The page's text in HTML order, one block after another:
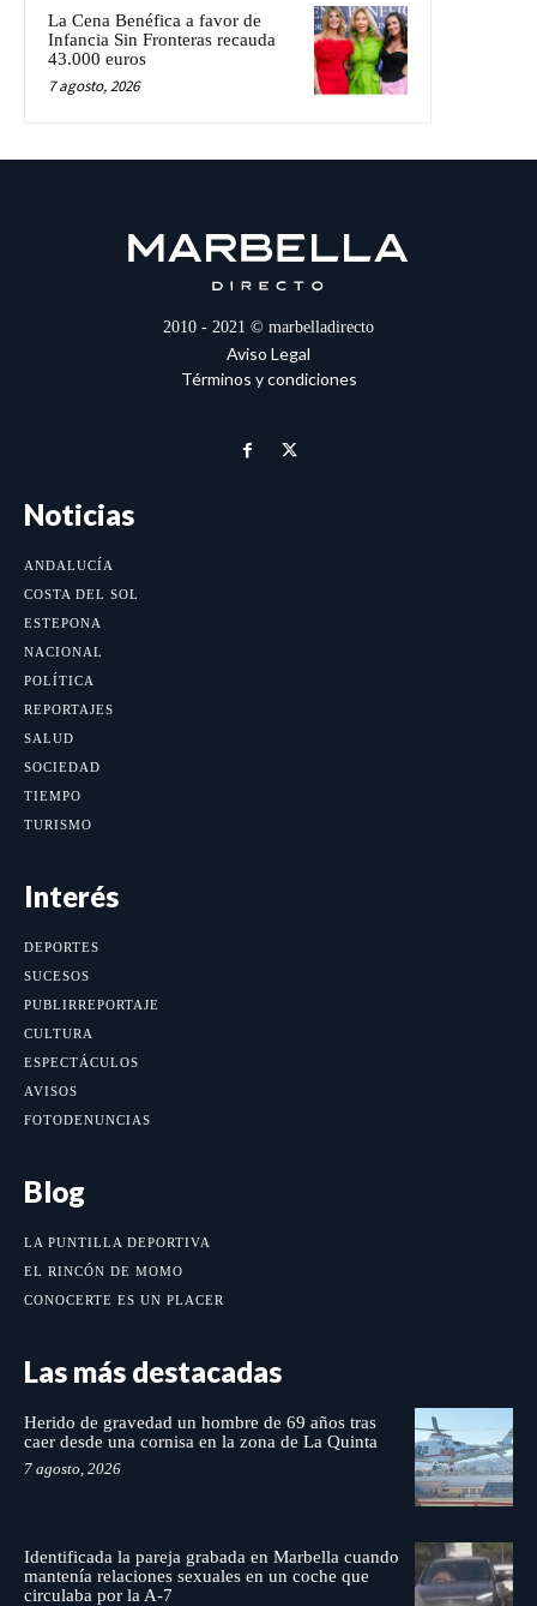
La Cena Benéfica a favor de
Infancia Sin Fronteras recauda
43.000 euros
7 agosto, 2026
2010 - 2021 © marbelladirecto
Aviso Legal
Términos y condiciones
Noticias
ANDALUCÍA
COSTA DEL SOL
ESTEPONA
NACIONAL
POLÍTICA
REPORTAJES
SALUD
SOCIEDAD
TIEMPO
TURISMO
Interés
DEPORTES
SUCESOS
PUBLIRREPORTAJE
CULTURA
ESPECTÁCULOS
AVISOS
FOTODENUNCIAS
Blog
LA PUNTILLA DEPORTIVA
EL RINCÓN DE MOMO
CONOCERTE ES UN PLACER
Las más destacadas
Herido de gravedad un hombre de 69 años tras
caer desde una cornisa en la zona de La Quinta
7 agosto, 2026
Identificada la pareja grabada en Marbella cuando
mantenía relaciones sexuales en un coche que
circulaba por la A-7